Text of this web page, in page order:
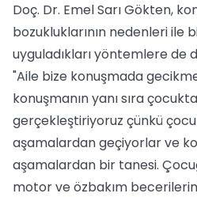
Doç. Dr. Emel Sarı Gökten,
bozukluklarının nedenleri ile
uyguladıkları yöntemlere de
"Aile bize konuşmada
konuşmanın yanı sıra
gerçekleştiriyoruz çünkü
aşamalardan geçiyorlar ve
aşamalardan bir tanesi.
motor ve özbakım becerilerini